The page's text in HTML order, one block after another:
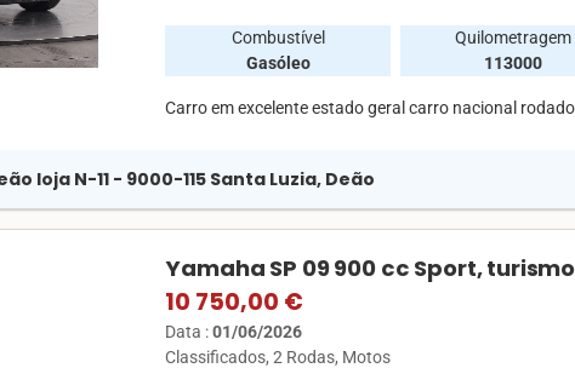
Combustível
Gasóleo
Quilometragem
113000
Carro em excelente estado geral carro nacional
loja N-11 - 9000-115 Santa Luzia, Deão
Yamaha SP 09 900 cc Sport, turismo
10 750,00 €
Data :01/06/2026
Classificados 2 Rodas Motos